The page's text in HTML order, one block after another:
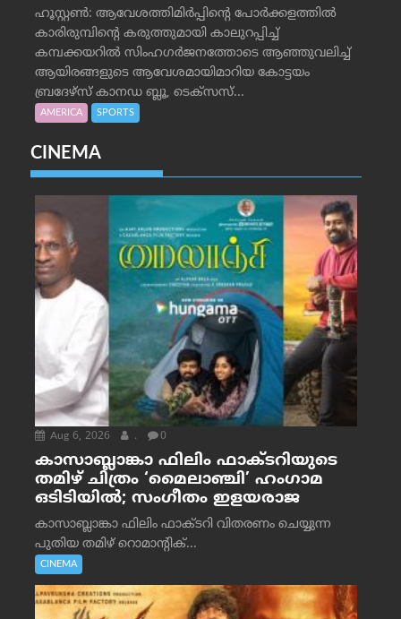
ഹൂസ്റ്റണ്‍: ആവേശത്തിമിര്‍പ്പിന്റെ പോര്‍ക്കളത്തില്‍
കാരിരുമ്പിന്റെ കരുത്തുമായി കാലുറപ്പിച്ച്
കമ്പക്കയറില്‍ സിംഹഗര്‍ജനത്തോടെ ആഞ്ഞുവലിച്ച്
ആയിരങ്ങളുടെ ആവേശമായിമാറിയ കോട്ടയം
ബ്രദേഴ്‌സ് കാനഡ ബ്ലൂ, ടെക്‌സസ്...
AMERICA SPORTS
CINEMA
Aug 6, 2026 . 0
കാസാബ്ലാങ്കാ ഫിലിം ഫാക്ടറിയുടെ
തമിഴ് ചിത്രം ‘മൈലാഞ്ചി’ ഹംഗാമ
ഒടിടിയിൽ; സംഗീതം ഇളയരാജ
കാസാബ്ലാങ്കാ ഫിലിം ഫാക്ടറി വിതരണം ചെയ്യുന്ന
പുതിയ തമിഴ് റൊമാന്റിക്...
CINEMA